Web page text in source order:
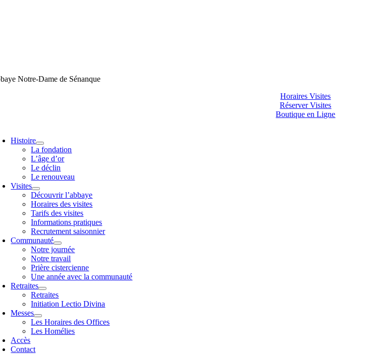
Notre-Dame de Sénanque
Horaires Visites
Réserver Visites
Boutique en Ligne
Histoire
La fondation
L’âge d’or
Le déclin
Le renouveau
Visites
Découvrir l’abbaye
Horaires des visites
Tarifs des visites
Informations pratiques
Recrutement saisonnier
Communauté
Notre journée
Notre travail
Prière cistercienne
Une année avec la communauté
Retraites
Retraites
Initiation Lectio Divina
Messes
Les Horaires des Offices
Les Homélies
Accès
Contact